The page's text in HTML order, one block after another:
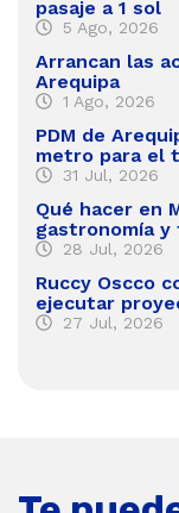
pasaje a 1 sol
5 Ago, 2026
Arrancan las
Arequipa
1 Ago, 2026
PDM de
metro para el
31 Jul, 2026
Qué hacer en
gastronomía y
28 Jul, 2026
Ruccy Oscco
ejecutar
27 Jul, 2026